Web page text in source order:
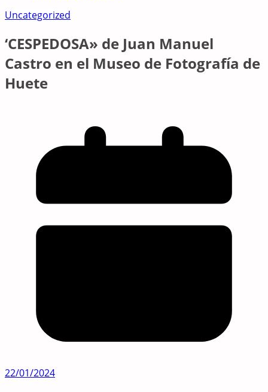
Uncategorized
‘CESPEDOSA» de Juan Manuel
Castro en el Museo de Fotografía de
Huete
22/01/2024